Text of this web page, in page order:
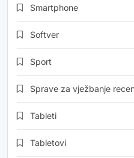
Smartphone
Softver
Sport
Sprave za vježbanje
Tableti
Tabletovi